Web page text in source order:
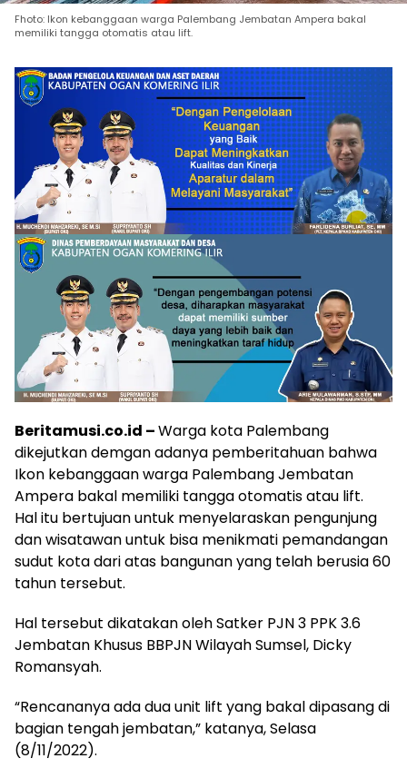
Fhoto: Ikon kebanggaan warga Palembang Jembatan Ampera bakal
memiliki tangga otomatis atau lift.
Beritamusi.co.id –Warga kota Palembang
dikejutkan demgan adanya pemberitahuan bahwa
Ikon kebanggaan warga Palembang Jembatan
Ampera bakal memiliki tangga otomatis atau lift.
Hal itu bertujuan untuk menyelaraskan pengunjung
dan wisatawan untuk bisa menikmati pemandangan
sudut kota dari atas bangunan yang telah berusia 60
tahun tersebut.
Hal tersebut dikatakan oleh Satker PJN 3 PPK 3.6
Jembatan Khusus BBPJN Wilayah Sumsel, Dicky
Romansyah.
“Rencananya ada dua unit lift yang bakal dipasang di
bagian tengah jembatan,” katanya, Selasa
(8/11/2022).